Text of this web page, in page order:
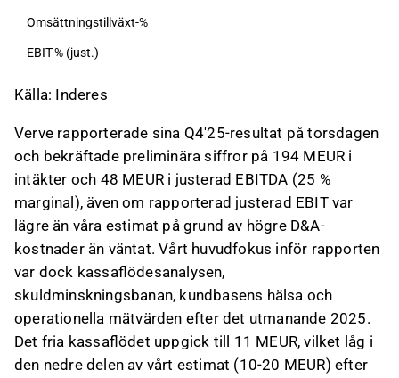
Detta innehåll är skapat av AI. Du kan lämna feedback
Omsättningstillväxt-%
EBIT-% (just.)
Källa: Inderes
Verve rapporterade sina Q4'25-resultat på torsdagen
och bekräftade preliminära siffror på 194 MEUR i
intäkter och 48 MEUR i justerad EBITDA (25 %
marginal), även om rapporterad justerad EBIT var
lägre än våra estimat på grund av högre D&A-
kostnader än väntat. Vårt huvudfokus inför rapporten
var dock kassaflödesanalysen,
skuldminskningsbanan, kundbasens hälsa och
operationella mätvärden efter det utmanande 2025.
Det fria kassaflödet uppgick till 11 MEUR, vilket låg i
den nedre delen av vårt estimat (10-20 MEUR) efter